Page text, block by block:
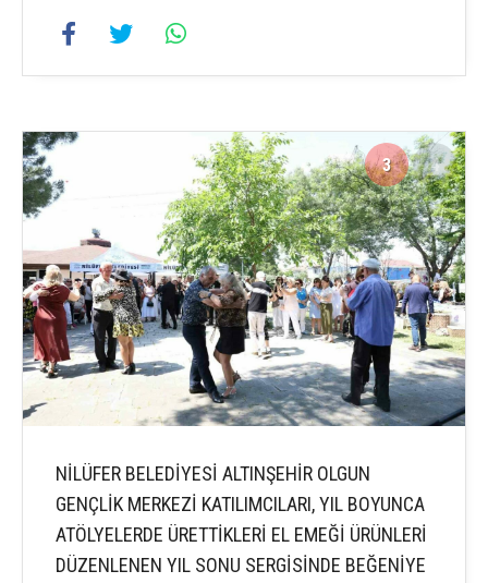
3 4
NİLÜFER BELEDİYESİ ALTINŞEHİR OLGUN
GENÇLİK MERKEZİ KATILIMCILARI, YIL BOYUNCA
ATÖLYELERDE ÜRETTİKLERİ EL EMEĞİ ÜRÜNLERİ
DÜZENLENEN YIL SONU SERGİSİNDE BEĞENİYE